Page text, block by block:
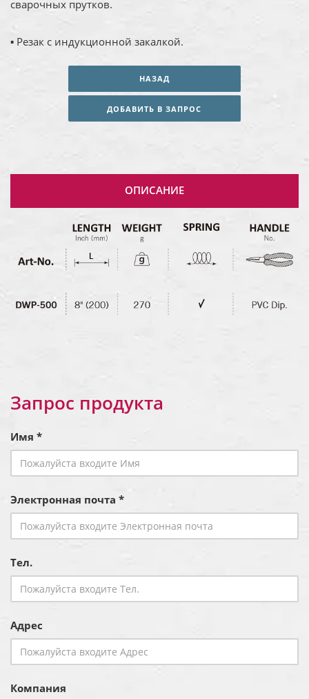
сварочных прутков.
▪ Резак с индукционной закалкой.
НАЗАД
ДОБАВИТЬ В ЗАПРОС
ОПИСАНИЕ
Запрос продукта
Имя *
Электронная почта *
Тел.
Адрес
Компания